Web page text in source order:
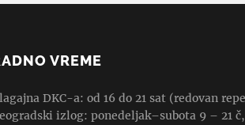
VREME
DKC-a: od 16 do 21 sat (redovan
izlog: ponedeljak–subota 9 – 21 č,